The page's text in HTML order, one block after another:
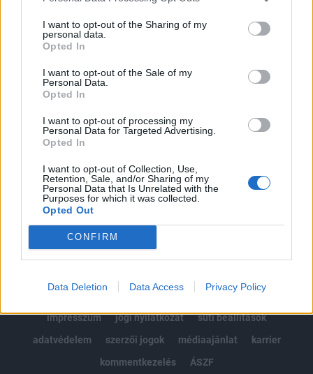
I want to opt-out of the Sharing of my
personal data.
Opted In
I want to opt-out of the Sale of my
Personal Data.
Opted In
I want to opt-out of processing my
Personal Data for Targeted Advertising.
Opted In
I want to opt-out of Collection, Use,
Retention, Sale, and/or Sharing of my
Personal Data that Is Unrelated with the
Purposes for which it was collected.
Opted Out
CONFIRM
Data Deletion Data Access Privacy Policy
tartozik, melynek olvasása előfizetéses
regisztrációhoz kötött.
Az előfizetés a következőket tartalmazza:
Kötéslisták: BÉT elmúlt 2 év napon belüli
kötéslistái
Előfizetés
MÁR ELŐFIZETŐNK VAGY?BEJELENTKEZÉS
impresszum
jogi nyilatkozat
süti beállítások
adatvédelem
szerzői jogok médiaajánlat
karrier
kommentkezelés
ÁSZF